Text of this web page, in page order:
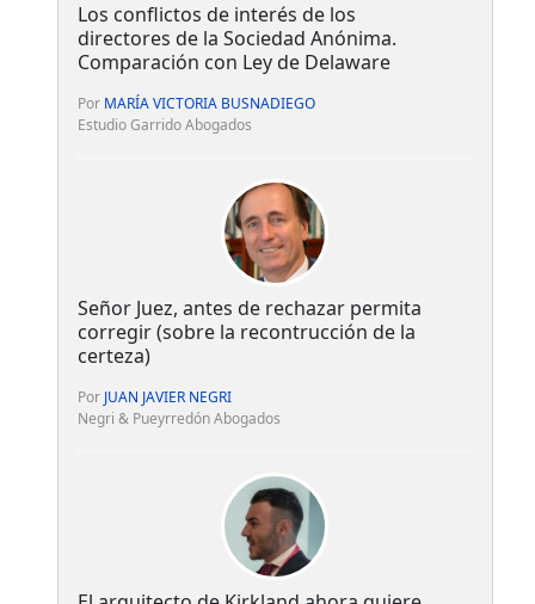
Los conflictos de interés de los
directores de la Sociedad Anónima.
Comparación con Ley de Delaware
Por MARÍA VICTORIA BUSNADIEGO
Estudio Garrido Abogados
Señor Juez, antes de rechazar permita
corregir (sobre la recontrucción de la
certeza)
Por JUAN JAVIER NEGRI
Negri & Pueyrredón Abogados